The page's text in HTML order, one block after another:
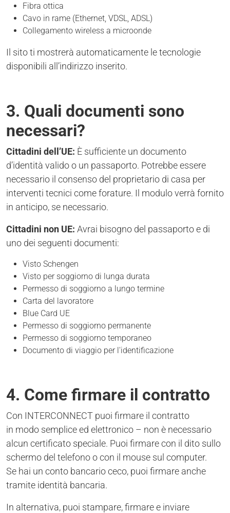
Fibra ottica
Cavo in rame (Ethernet, VDSL, ADSL)
Collegamento wireless a microonde
Il sito ti mostrerà automaticamente le tecnologie
disponibili all’indirizzo inserito.
3. Quali documenti sono
necessari?
Cittadini dell’UE: È sufficiente un documento
d’identità valido o un passaporto. Potrebbe essere
necessario il consenso del proprietario di casa per
interventi tecnici come forature. Il modulo verrà fornito
in anticipo, se necessario.
Cittadini non UE: Avrai bisogno del passaporto e di
uno dei seguenti documenti:
Visto Schengen
Visto per soggiorno di lunga durata
Permesso di soggiorno a lungo termine
Carta del lavoratore
Blue Card UE
Permesso di soggiorno permanente
Permesso di soggiorno temporaneo
Documento di viaggio per l'identificazione
4. Come firmare il contratto
Con INTERCONNECT puoi firmare il contratto
in modo semplice ed elettronico – non è necessario
alcun certificato speciale. Puoi firmare con il dito sullo
schermo del telefono o con il mouse sul computer.
Se hai un conto bancario ceco, puoi firmare anche
tramite identità bancaria.
In alternativa, puoi stampare, firmare e inviare